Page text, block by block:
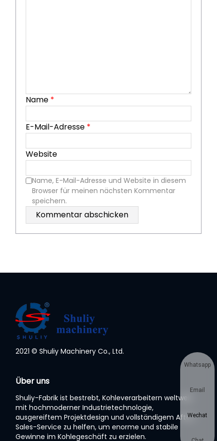
Name *
E-Mail-Adresse *
Website
Name, E-Mail-Adresse und Website in diesem
Browser für meinen nächsten Kommentar
speichern.
2021 © Shuliy Machinery Co., Ltd.
Über uns
Shuliy-Fabrik ist bestrebt, Kohleverarbeitern weltweit
mit hochmoderner Industrietechnologie,
ausgereiftem Projektdesign und vollständigem After-
Sales-Service zu helfen, um enorme und stabile
Gewinne im Kohlegeschäft zu erzielen.
Whatsapp
Email
Wechat